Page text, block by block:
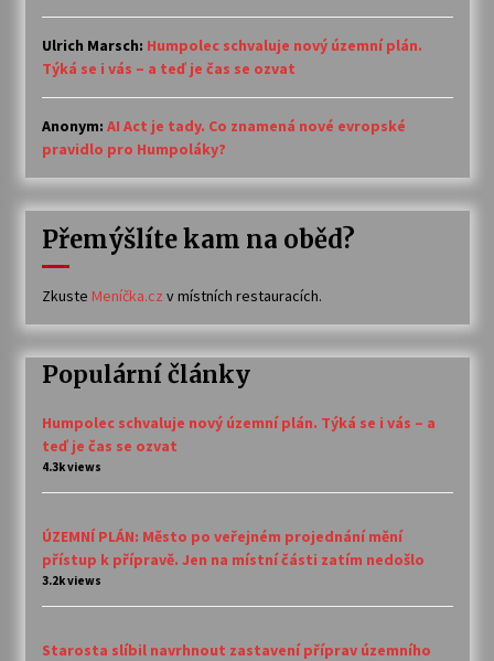
Ulrich Marsch: Humpolec schvaluje nový územní plán.
Týká se i vás – a teď je čas se ozvat
Anonym: AI Act je tady. Co znamená nové evropské
pravidlo pro Humpoláky?
Přemýšlíte kam na oběd?
Zkuste Meníčka.cz v místních restauracích.
Populární články
Humpolec schvaluje nový územní plán. Týká se i vás – a
teď je čas se ozvat
4.3k views
ÚZEMNÍ PLÁN: Město po veřejném projednání mění
přístup k přípravě. Jen na místní části zatím nedošlo
3.2k views
Starosta slíbil navrhnout zastavení příprav územního